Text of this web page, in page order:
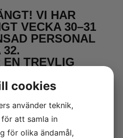
VI HAR
VECKA 30–31
PERSONAL
32.
TREVLIG
UNDER
OSS PÅ:
🤘
cookies
använder teknik,
att samla in
för olika ändamål,